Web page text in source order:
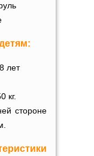
лет
кг.
стороне